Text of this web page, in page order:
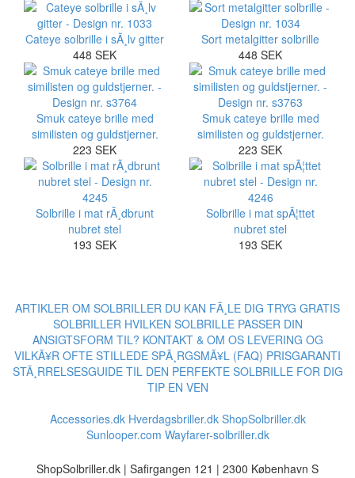
Cateye solbrille i sÃ¸lv gitter
448 SEK
Sort metalgitter solbrille
448 SEK
Smuk cateye brille med
similisten og guldstjerner.
223 SEK
Smuk cateye brille med
similisten og guldstjerner.
223 SEK
Solbrille i mat rÃ¸dbrunt
nubret stel
193 SEK
Solbrille i mat spÃ¦ttet
nubret stel
193 SEK
ARTIKLER OM SOLBRILLER DU KAN FÃ¸LE DIG TRYG GRATIS
SOLBRILLER HVILKEN SOLBRILLE PASSER DIN
ANSIGTSFORM TIL? KONTAKT & OM OS LEVERING OG
VILKÃ¥R OFTE STILLEDE SPÃ¸RGSMÃ¥L (FAQ) PRISGARANTI
STÃ¸RRELSESGUIDE TIL DEN PERFEKTE SOLBRILLE FOR DIG
TIP EN VEN
Accessories.dk Hverdagsbriller.dk ShopSolbriller.dk
Sunlooper.com Wayfarer-solbriller.dk
ShopSolbriller.dk | Safirgangen 121 | 2300 København S